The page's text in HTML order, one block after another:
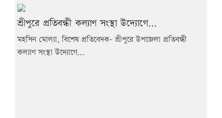
শ্রীপুরে প্রতিবন্ধী কল্যাণ সংস্থা উদ্যোগে...
মহসিন মোল্যা, বিশেষ প্রতিবেদক- শ্রীপুরে উপজেলা প্রতিবন্ধী
কল্যাণ সংস্থা উদ্যোগে...